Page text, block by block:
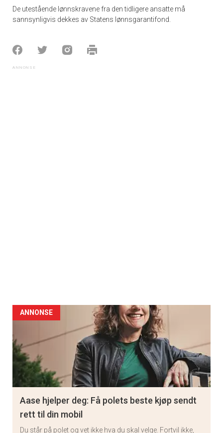
De utestående lønnskravene fra den tidligere ansatte må
sannsynligvis dekkes av Statens lønnsgarantifond.
ANNONSE
Aase hjelper deg: Få polets beste kjøp sendt
rett til din mobil
Du står på polet og vet ikke hva du skal velge. Fortvil ikke,